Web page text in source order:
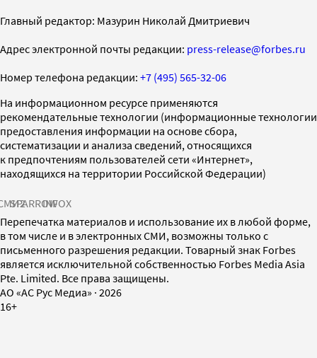
Главный редактор: Мазурин Николай Дмитриевич
Адрес электронной почты редакции: press-release@forbes.ru
Номер телефона редакции: +7 (495) 565-32-06
На информационном ресурсе применяются
рекомендательные технологии (информационные технологии
предоставления информации на основе сбора,
систематизации и анализа сведений, относящихся
к предпочтениям пользователей сети «Интернет»,
находящихся на территории Российской Федерации)
SPARROWINFOX
Перепечатка материалов и использование их в любой форме,
в том числе и в электронных СМИ, возможны только с
письменного разрешения редакции. Товарный знак Forbes
является исключительной собственностью Forbes Media Asia
Pte. Limited. Все права защищены.
AO «АС Рус Медиа» · 2026
16+